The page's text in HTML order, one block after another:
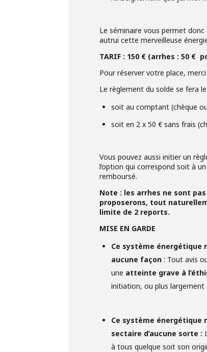
Le séminaire vous permet
autrui cette merveilleuse
TARIF : 150 € (arrhes : 50 €
Pour réserver votre place,
Le règlement du solde se fera
soit au comptant (chèque
soit en 2 x 50 € sans frais
Vous pouvez aussi initier un
l’option qui correspond soit à
remboursé.
Note : les arrhes ne sont
proposerons, tout
limite de 2 reports.
MISE EN GARDE
Ce système énergétique
aucune façon : Tout avis
une atteinte grave à
initiation, ou plus largement
Ce système énergétique
sectaire d’aucune sorte :
à tous quelque soit son